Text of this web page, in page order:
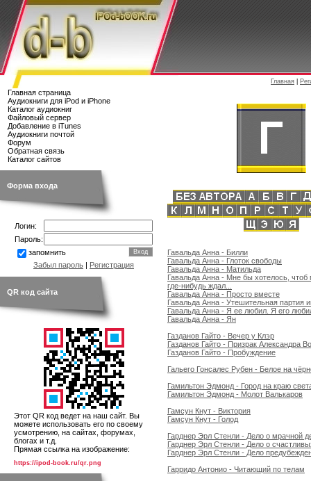
Главная
Главная страница
Аудиокниги для iPod и iPhone
Каталог аудиокниг
Файловый сервер
Добавление в iTunes
Аудиокниги почтой
Форум
Обратная связь
Каталог сайтов
Форма входа
Логин:
Пароль:
запомнить
Забыл пароль | Регистрация
QR код сайта
Этот QR код ведет на наш сайт. Вы
можете использовать его по своему
усмотрению, на сайтах, форумах,
блогах и т.д.
Прямая ссылка на изображение:
https://ipod-book.ru/qr.png
Гавальда Анна - Билли
Гавальда Анна - Глоток свободы
Гавальда Анна - Матильда
Гавальда Анна - Мне бы хотелось, чтоб
где-нибудь ждал...
Гавальда Анна - Просто вместе
Гавальда Анна - Утешительная партия
Гавальда Анна - Я ее любил. Я его
Гавальда Анна - Ян
Газданов Гайто - Вечер у Клэр
Газданов Гайто - Призрак Александра
Газданов Гайто - Пробуждение
Гальего Гонсалес Рубен - Белое на
Гамильтон Эдмонд - Город на краю
Гамильтон Эдмонд - Молот Валькаров
Гамсун Кнут - Виктория
Гамсун Кнут - Голод
Гарднер Эрл Стенли - Дело о мрачной
Гарднер Эрл Стенли - Дело о
Гарднер Эрл Стенли - Дело
Гарридо Антонио - Читающий по телам